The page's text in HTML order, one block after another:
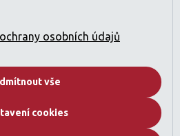
registr: 2529912
nákupu a prodeje
nemovitostí
regulací SAE).
Kdo jsme
osobních údajů
vše
cookies